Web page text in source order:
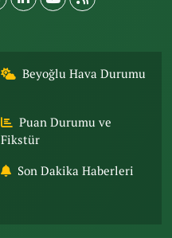
Beyoğlu Hava Durumu
Puan Durumu ve
Fikstür
Son Dakika Haberleri